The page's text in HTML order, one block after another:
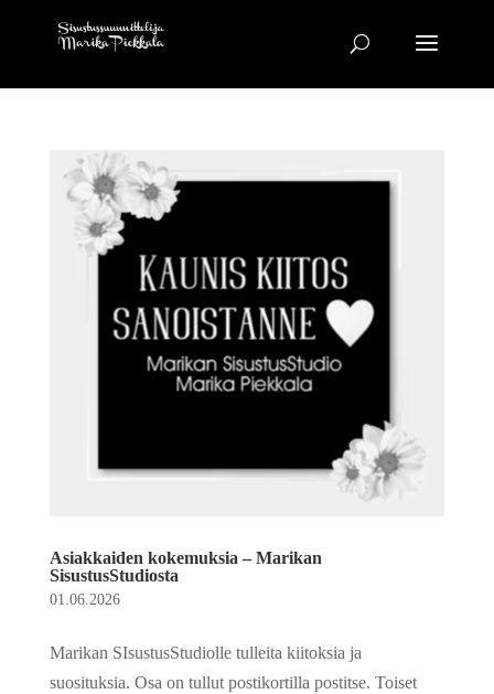
Asiakkaiden kokemuksia – Marikan
SisustusStudiosta
01.06.2026
Marikan SIsustusStudiolle tulleita kiitoksia ja
suosituksia. Osa on tullut postikortilla postitse. Toiset